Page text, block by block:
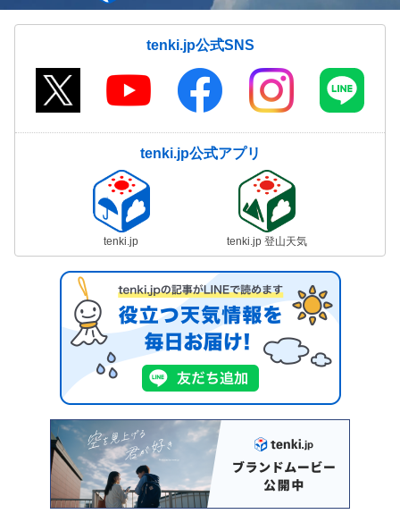
tenki.jp公式SNS
tenki.jp公式アプリ
tenki.jp tenki.jp 登山天気